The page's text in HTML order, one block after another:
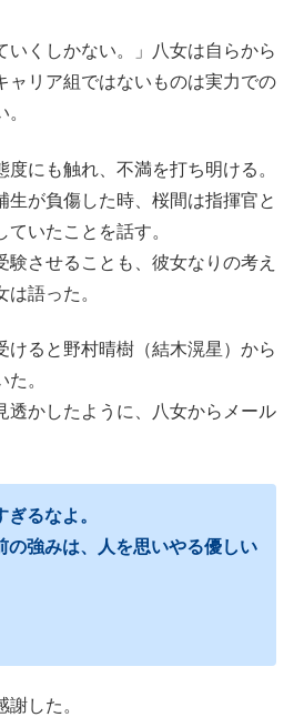
いくしかない。」八女は自らから
ャリア組ではないものは実力での
にも触れ、不満を打ち明ける。
生が負傷した時、桜間は指揮官と
いたことを話す。
験させることも、彼女なりの考え
語った。
けると野村晴樹（結木滉星）から
。
透かしたように、八女からメール
るなよ。
の強みは、人を思いやる優しい
した。